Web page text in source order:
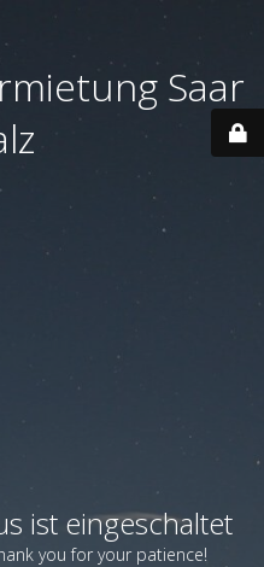
Saar
ist eingeschaltet
you for your patience!